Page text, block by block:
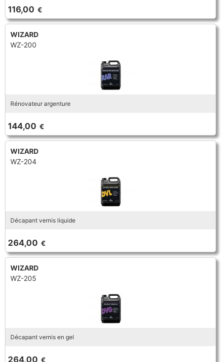
116,00 €
WIZARD
WZ-200
Rénovateur argenture
144,00 €
WIZARD
WZ-204
Décapant vernis liquide
264,00 €
WIZARD
WZ-205
Décapant vernis en gel
264,00 €